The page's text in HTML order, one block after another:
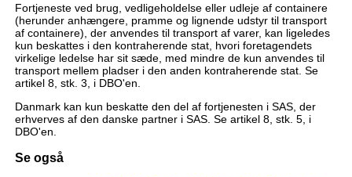
Fortjeneste ved brug, vedligeholdelse eller udleje af containere
(herunder anhængere, pramme og lignende udstyr til transport
af containere), der anvendes til transport af varer, kan ligeledes
kun beskattes i den kontraherende stat, hvori foretagendets
virkelige ledelse har sit sæde, med mindre de kun anvendes til
transport mellem pladser i den anden kontraherende stat. Se
artikel 8, stk. 3, i DBO'en.
Danmark kan kun beskatte den del af fortjenesten i SAS, der
erhverves af den danske partner i SAS. Se artikel 8, stk. 5, i
DBO'en.
Se også